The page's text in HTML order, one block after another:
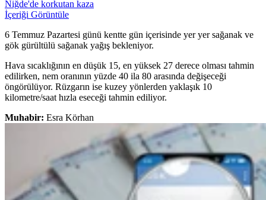
Niğde'de korkutan kaza
İçeriği Görüntüle
6 Temmuz Pazartesi günü kentte gün içerisinde yer yer sağanak ve
gök gürültülü sağanak yağış bekleniyor.
Hava sıcaklığının en düşük 15, en yüksek 27 derece olması tahmin
edilirken, nem oranının yüzde 40 ila 80 arasında değişeceği
öngörülüyor. Rüzgarın ise kuzey yönlerden yaklaşık 10
kilometre/saat hızla eseceği tahmin ediliyor.
Muhabir: Esra Körhan